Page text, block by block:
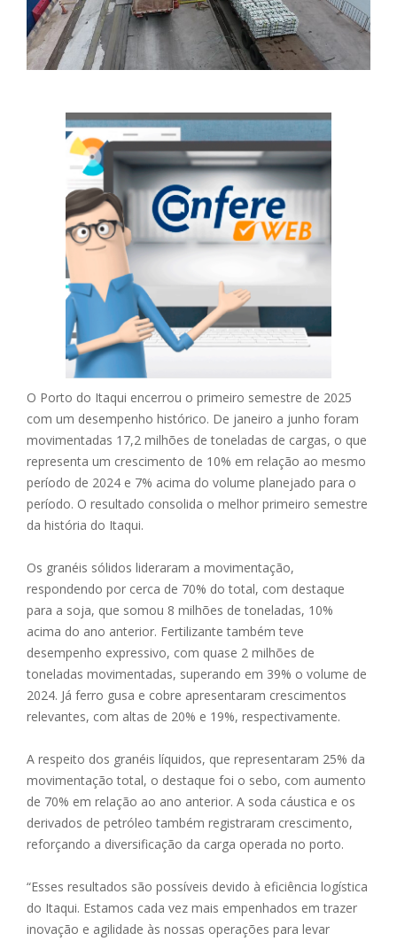
O Porto do Itaqui encerrou o primeiro semestre de 2025
com um desempenho histórico. De janeiro a junho foram
movimentadas 17,2 milhões de toneladas de cargas, o que
representa um crescimento de 10% em relação ao mesmo
período de 2024 e 7% acima do volume planejado para o
período. O resultado consolida o melhor primeiro semestre
da história do Itaqui.
Os granéis sólidos lideraram a movimentação,
respondendo por cerca de 70% do total, com destaque
para a soja, que somou 8 milhões de toneladas, 10%
acima do ano anterior. Fertilizante também teve
desempenho expressivo, com quase 2 milhões de
toneladas movimentadas, superando em 39% o volume de
2024. Já ferro gusa e cobre apresentaram crescimentos
relevantes, com altas de 20% e 19%, respectivamente.
A respeito dos granéis líquidos, que representaram 25% da
movimentação total, o destaque foi o sebo, com aumento
de 70% em relação ao ano anterior. A soda cáustica e os
derivados de petróleo também registraram crescimento,
reforçando a diversificação da carga operada no porto.
“Esses resultados são possíveis devido à eficiência logística
do Itaqui. Estamos cada vez mais empenhados em trazer
inovação e agilidade às nossas operações para levar